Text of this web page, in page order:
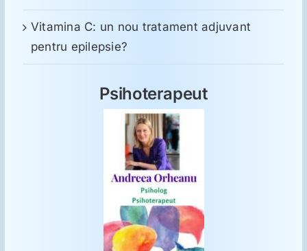
Vitamina C: un nou tratament adjuvant
pentru epilepsie?
Psihoterapeut